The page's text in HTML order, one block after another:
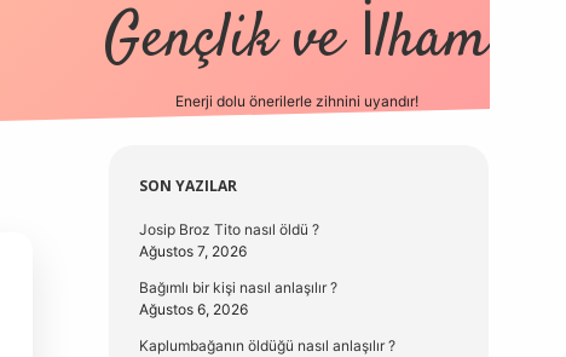
Gençlik ve İlham
Enerji dolu önerilerle zihnini uyandır!
Sidebar
SON YAZILAR
Josip Broz Tito nasıl öldü ?
Ağustos 7, 2026
Bağımlı bir kişi nasıl anlaşılır ?
Ağustos 6, 2026
Kaplumbağanın öldüğü nasıl anlaşılır ?